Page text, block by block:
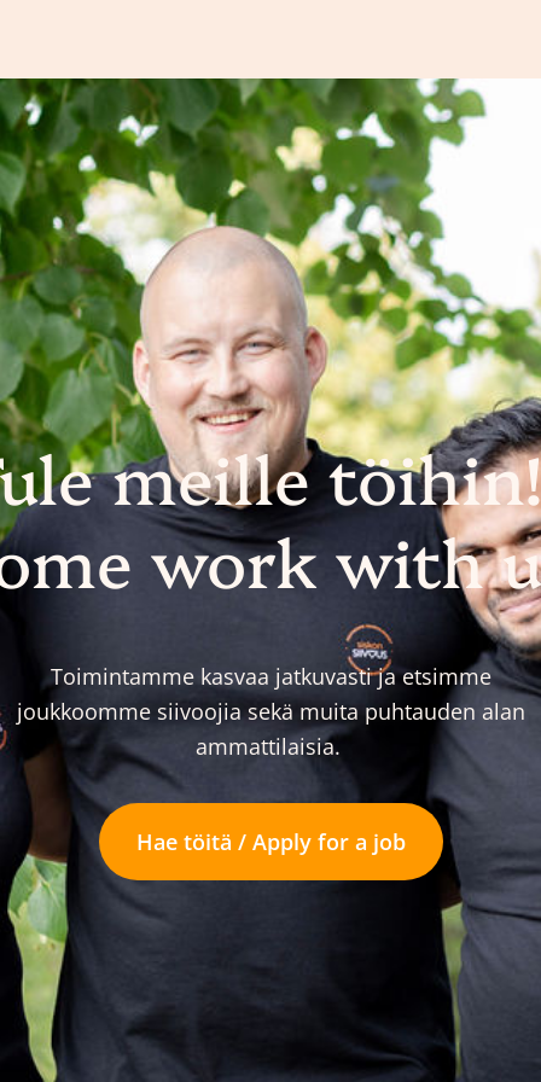
meille
work with
Toimintamme kasvaa jatkuvasti ja etsimme
joukkoomme siivoojia sekä muita puhtauden alan
ammattilaisia.
Hae töitä / Apply for a job